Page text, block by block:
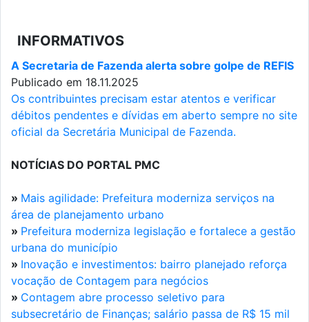
INFORMATIVOS
A Secretaria de Fazenda alerta sobre golpe de REFIS
Publicado em 18.11.2025
Os contribuintes precisam estar atentos e verificar
débitos pendentes e dívidas em aberto sempre no site
oficial da Secretária Municipal de Fazenda.
NOTÍCIAS DO PORTAL PMC
» Mais agilidade: Prefeitura moderniza serviços na
área de planejamento urbano
» Prefeitura moderniza legislação e fortalece a gestão
urbana do município
» Inovação e investimentos: bairro planejado reforça
vocação de Contagem para negócios
» Contagem abre processo seletivo para
subsecretário de Finanças; salário passa de R$ 15 mil